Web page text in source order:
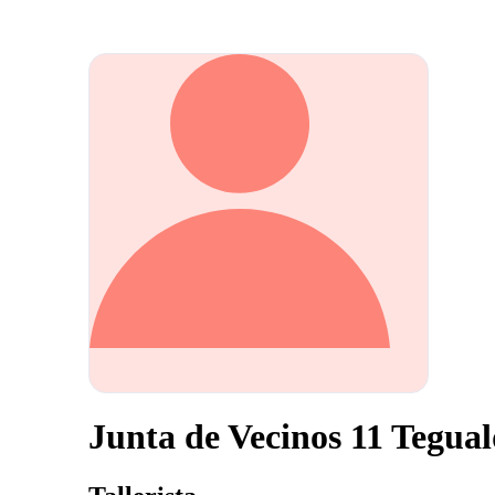
Junta de Vecinos 11